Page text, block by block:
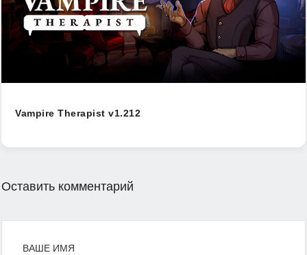
Vampire Therapist v1.212
Оставить комментарий
ВАШЕ ИМЯ